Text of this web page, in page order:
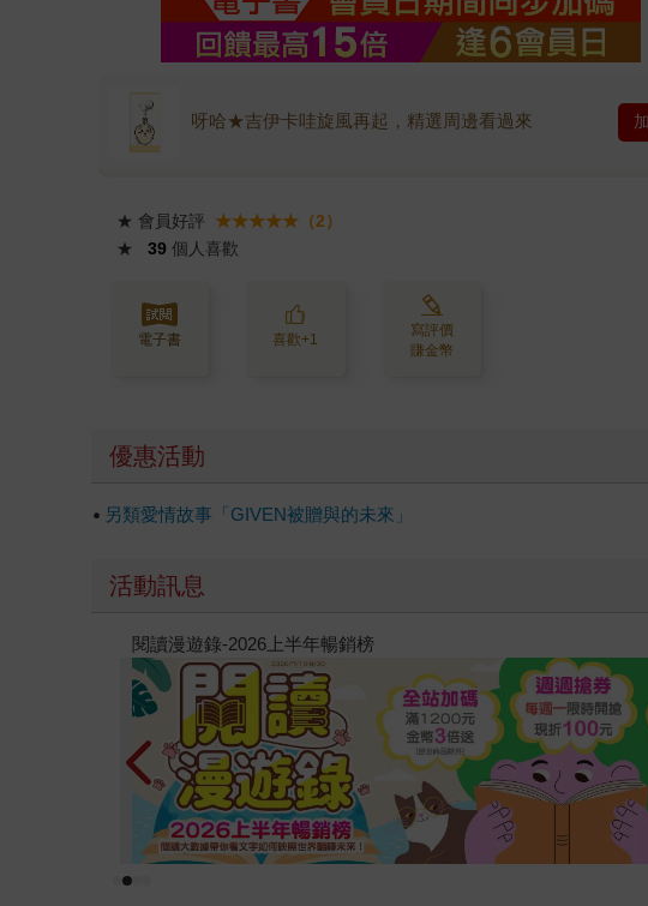
呀哈★吉伊卡哇旋風再起，精選周邊看過來
★ 會員好評
★★★★★（2）
★
39 個人喜歡
電子書 喜歡+1
寫評價
賺金幣
優惠活動
另類愛情故事「GIVEN被贈與的未來」
活動訊息
原本只是跟全校第一美少女商量彼此摯友的戀愛煩惱，不知不覺
的存在（１）